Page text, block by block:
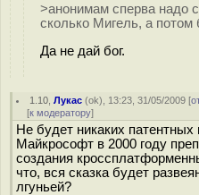
>анонимам сперва надо
сколько Мигель, а
Да не дай бог.
1.10 ,Лукас (ok), 13:23, 31/05/2009 [
[к модератору]
Не будет никаких патентных
Майкрософт в 2000 году
создания
что, вся сказка будет
лгуньей?